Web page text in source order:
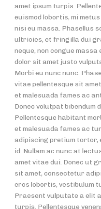
amet ipsum turpis.
euismod lobortis, mi
nisi eu massa. Phasellus
ultricies, et fringilla dui
neque, non congue
dolor sit amet justo
Morbi eu nunc nunc.
vitae pellentesque sit
et malesuada fames ac
Donec volutpat bibendum
Pellentesque habitant
et malesuada fames ac
adipiscing pretium tortor,
id. Nullam ac nunc at
amet vitae dui. Donec ut
sit amet, consectetur
eros lobortis, vestibulum
Praesent vulputate a elit
turpis. Pellentesque